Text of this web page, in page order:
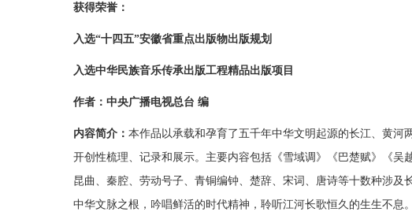
获得荣誉：
入选“十四五”安徽省重点出版物出版规划
入选中华民族音乐传承出版工程精品出版项目
作者： 中央广播电视总台 编
内容简介： 本作品以承载和孕育了五千年中华文明起源的长江、黄河
开创性梳理、记录和展示。主要内容包括《雪域调》《巴楚赋》《吴
昆曲、秦腔、劳动号子、青铜编钟、楚辞、宋词、唐诗等十数种涉
中华文脉之根，吟唱鲜活的时代精神，聆听江河长歌恒久的生生不息。